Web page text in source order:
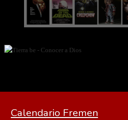
Calendario Fremen